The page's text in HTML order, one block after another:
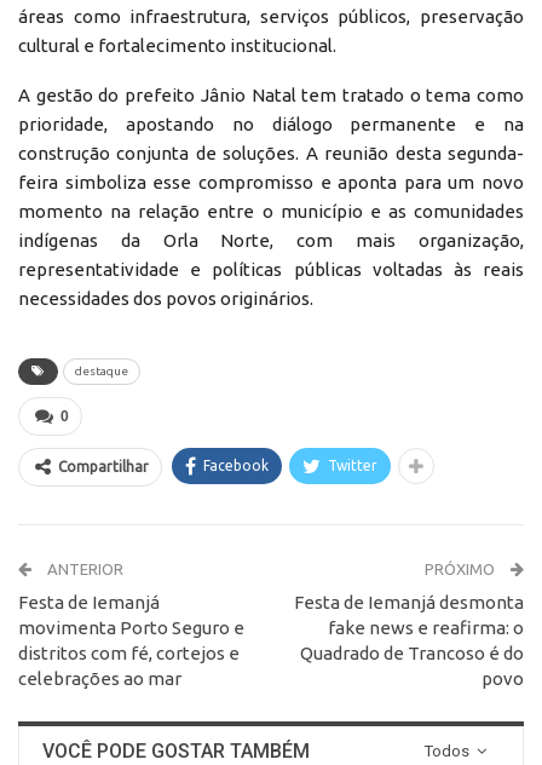
áreas como infraestrutura, serviços públicos, preservação
cultural e fortalecimento institucional.
A gestão do prefeito Jânio Natal tem tratado o tema como
prioridade, apostando no diálogo permanente e na
construção conjunta de soluções. A reunião desta segunda-
feira simboliza esse compromisso e aponta para um novo
momento na relação entre o município e as comunidades
indígenas da Orla Norte, com mais organização,
representatividade e políticas públicas voltadas às reais
necessidades dos povos originários.
destaque
0
Compartilhar Facebook Twitter
ANTERIOR
Festa de Iemanjá
movimenta Porto Seguro e
distritos com fé, cortejos e
celebrações ao mar
PRÓXIMO
Festa de Iemanjá desmonta
fake news e reafirma: o
Quadrado de Trancoso é do
povo
Todos
VOCÊ PODE GOSTAR TAMBÉM